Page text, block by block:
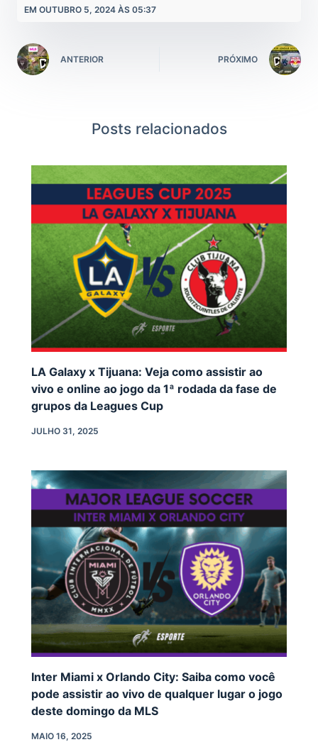
EM OUTUBRO 5, 2024 ÀS 05:37
ANTERIOR PRÓXIMO
Posts relacionados
LA Galaxy x Tijuana: Veja como assistir ao
vivo e online ao jogo da 1ª rodada da fase de
grupos da Leagues Cup
JULHO 31, 2025
Inter Miami x Orlando City: Saiba como você
pode assistir ao vivo de qualquer lugar o jogo
deste domingo da MLS
MAIO 16, 2025